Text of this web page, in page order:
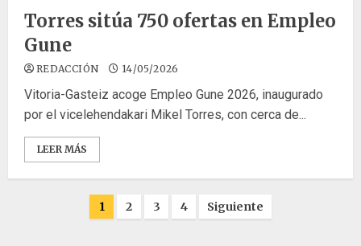
Torres sitúa 750 ofertas en Empleo
Gune
REDACCIÓN 14/05/2026
Vitoria-Gasteiz acoge Empleo Gune 2026, inaugurado
por el vicelehendakari Mikel Torres, con cerca de...
LEER MÁS
Paginación
1 2 3 4 Siguiente